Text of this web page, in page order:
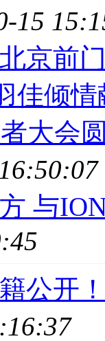
15
京前
佳倾情
者大会
与
公开